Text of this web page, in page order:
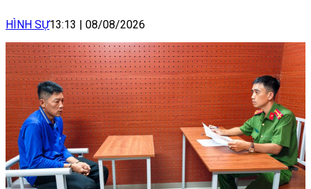
HÌNH SỰ13:13 08/08/2026